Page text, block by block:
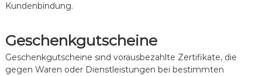
Kundenbindung.
Geschenkgutscheine
Geschenkgutscheine sind vorausbezahlte Zertifikate, die
gegen Waren oder Dienstleistungen bei bestimmten